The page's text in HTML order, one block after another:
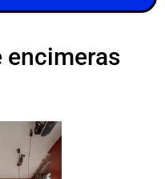
encimeras